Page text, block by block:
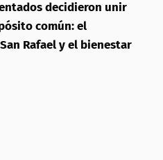
decidieron unir
común: el
Rafael y el bienestar